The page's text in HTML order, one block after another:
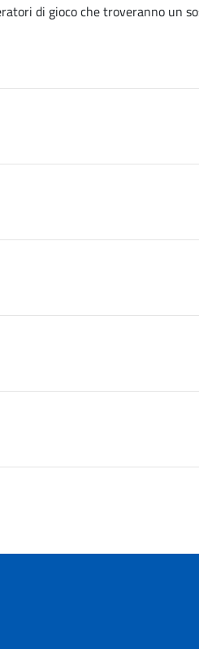
di gioco che troveranno